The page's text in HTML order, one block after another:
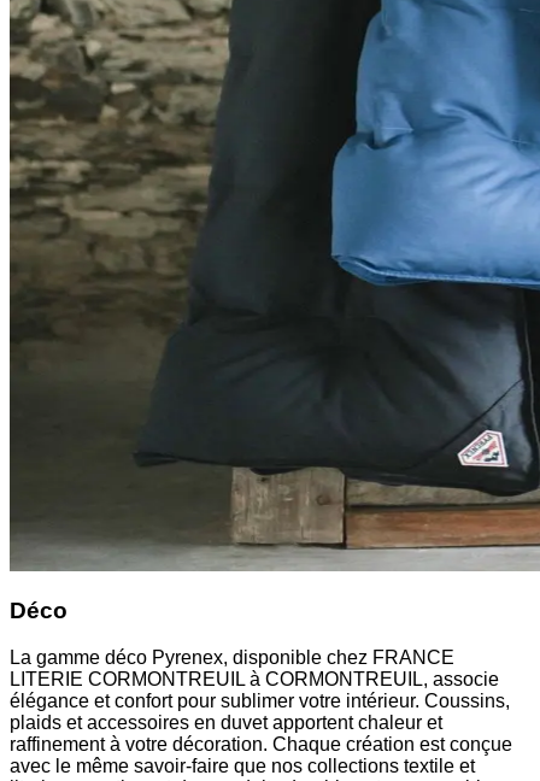
Déco
La gamme déco Pyrenex, disponible chez FRANCE
LITERIE CORMONTREUIL à CORMONTREUIL, associe
élégance et confort pour sublimer votre intérieur. Coussins,
plaids et accessoires en duvet apportent chaleur et
raffinement à votre décoration. Chaque création est conçue
avec le même savoir-faire que nos collections textile et